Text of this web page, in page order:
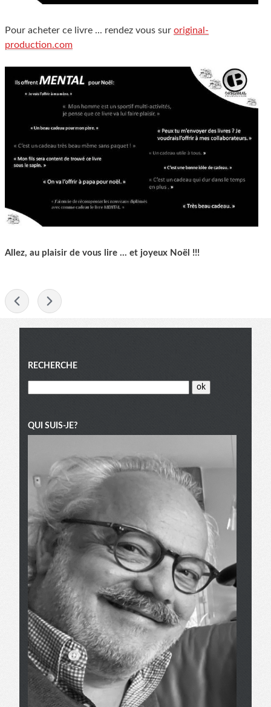
Pour acheter ce livre ... rendez vous sur original-
production.com
Allez, au plaisir de vous lire ... et joyeux Noël !!!
Menu
RECHERCHE
QUI SUIS-JE?